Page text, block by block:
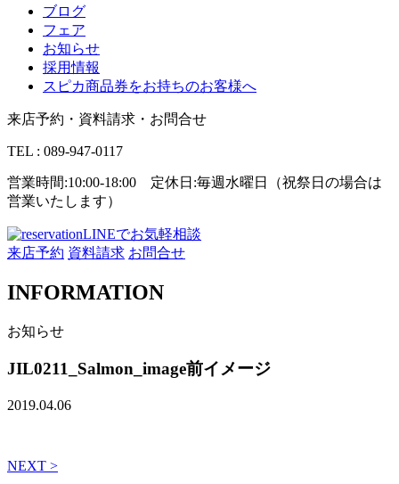
ブログ
フェア
お知らせ
採用情報
スピカ商品券をお持ちのお客様へ
来店予約・資料請求・お問合せ
TEL : 089-947-0117
営業時間:10:00-18:00 定休日:毎週水曜日（祝祭日の場合は
営業いたします）
LINEでお気軽相談
来店予約 資料請求 お問合せ
INFORMATION
お知らせ
JIL0211_Salmon_image前イメージ
2019.04.06
NEXT >